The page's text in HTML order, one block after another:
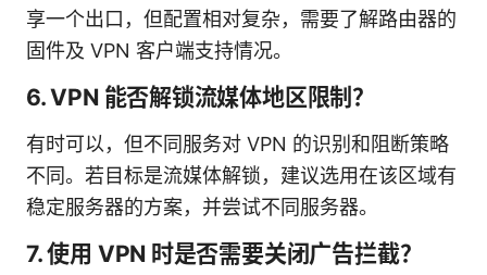
享一个出口，但配置相对复杂，需要了解路由器的
固件及 VPN 客户端支持情况。
6. VPN 能否解锁流媒体地区限制？
有时可以，但不同服务对 VPN 的识别和阻断策略
不同。若目标是流媒体解锁，建议选用在该区域有
稳定服务器的方案，并尝试不同服务器。
7. 使用 VPN 时是否需要关闭广告拦截？